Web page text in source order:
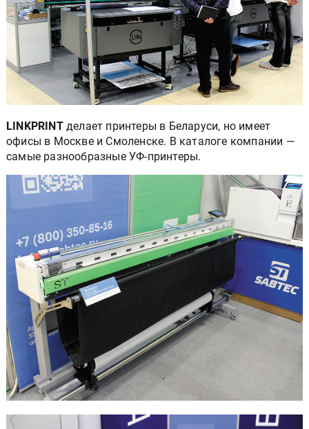
LINKPRINTделает принтеры в Беларуси, но имеет
офисы в Москве и Смоленске. В каталоге компании —
самые разнообразные УФ-принтеры.